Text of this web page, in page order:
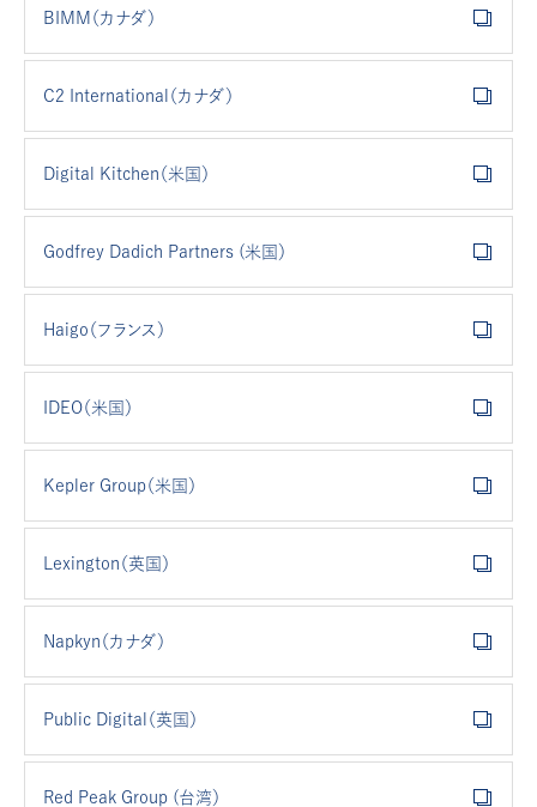
BIMM（カナダ）
C2 International（カナダ）
Digital Kitchen（米国）
Godfrey Dadich Partners (米国）
Haigo（フランス）
IDEO（米国）
Kepler Group（米国）
Lexington（英国）
Napkyn（カナダ）
Public Digital（英国）
Red Peak Group (台湾）